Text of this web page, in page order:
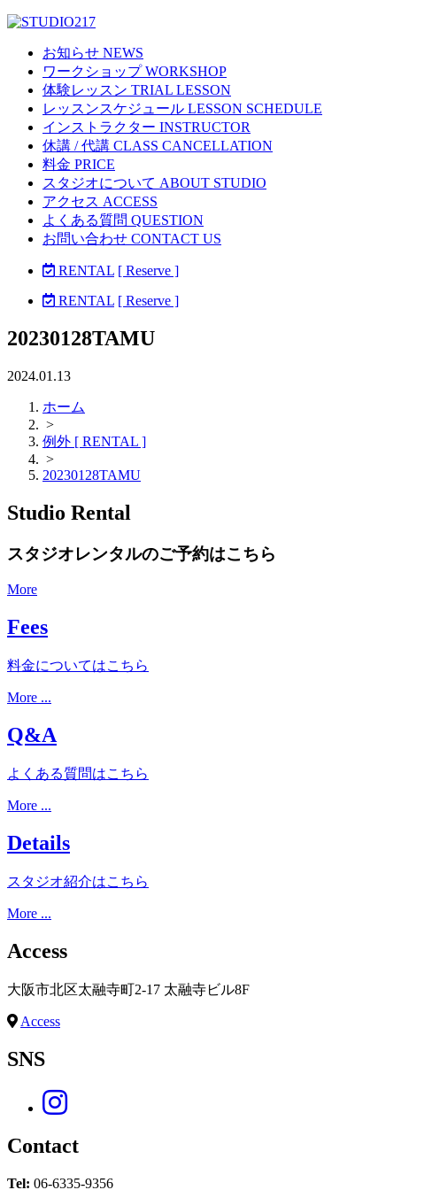
お知らせ NEWS
ワークショップ WORKSHOP
体験レッスン TRIAL LESSON
レッスンスケジュール LESSON SCHEDULE
インストラクター INSTRUCTOR
休講 / 代講 CLASS CANCELLATION
料金 PRICE
スタジオについて ABOUT STUDIO
アクセス ACCESS
よくある質問 QUESTION
お問い合わせ CONTACT US
RENTAL [ Reserve ]
RENTAL [ Reserve ]
20230128TAMU
2024.01.13
ホーム
>
例外 [ RENTAL ]
>
20230128TAMU
Studio Rental
スタジオレンタルのご予約はこちら
More
Fees
料金についてはこちら
More ...
Q&A
よくある質問はこちら
More ...
Details
スタジオ紹介はこちら
More ...
Access
大阪市北区太融寺町2-17 太融寺ビル8F
Access
SNS
Contact
Tel: 06-6335-9356